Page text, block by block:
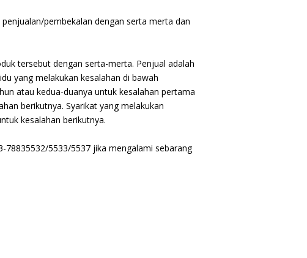
pembekalan dengan serta merta dan
tersebut dengan serta-merta. Penjual adalah
yang melakukan kesalahan di bawah
atau kedua-duanya untuk kesalahan pertama
berikutnya. Syarikat yang melakukan
kesalahan berikutnya.
78835532/5533/5537 jika mengalami sebarang